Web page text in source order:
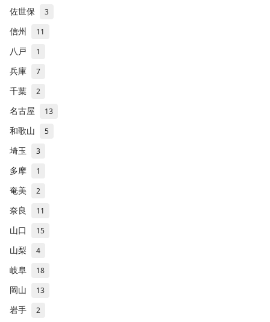
佐世保 3
信州 11
八戸 1
兵庫 7
千葉 2
名古屋 13
和歌山 5
埼玉 3
多摩 1
奄美 2
奈良 11
山口 15
山梨 4
岐阜 18
岡山 13
岩手 2